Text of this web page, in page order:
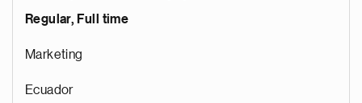
Regular, Full time
Marketing
Ecuador